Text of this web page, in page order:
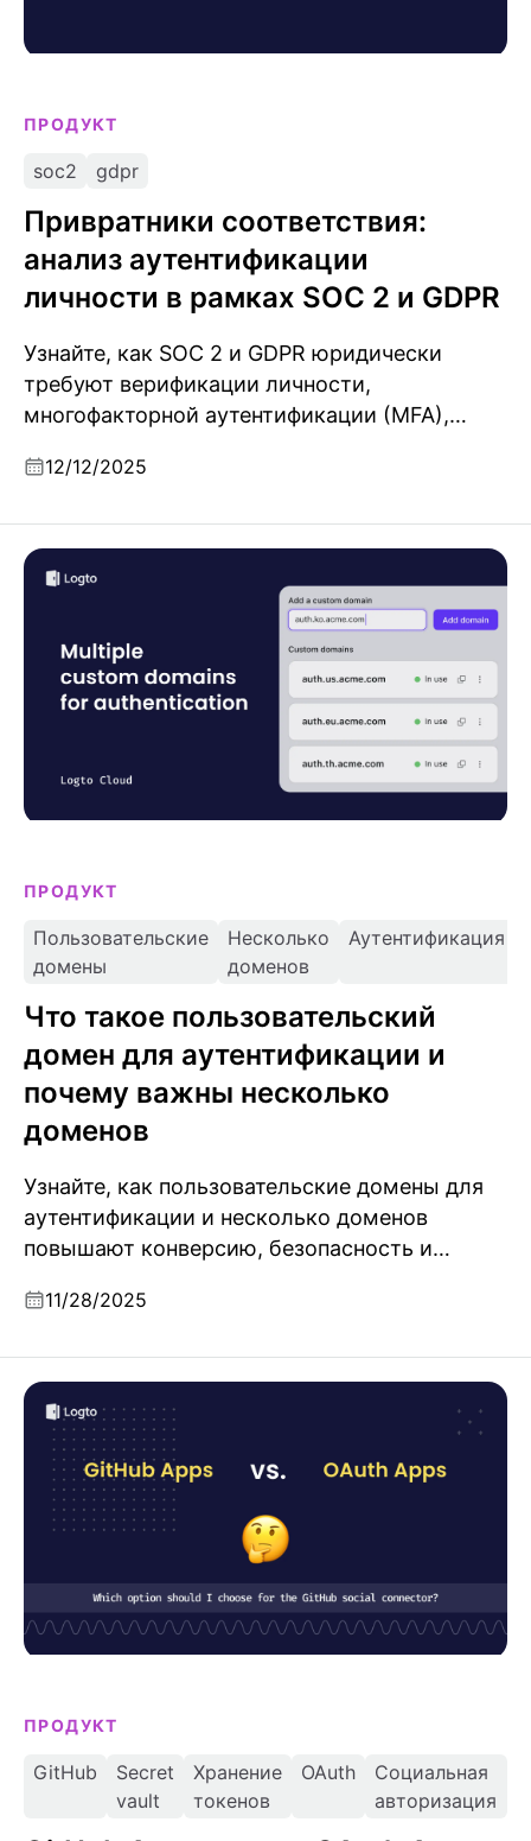
ПРОДУКТ
soc2 gdpr
Привратники соответствия:
анализ аутентификации
личности в рамках SOC 2 и GDPR
Узнайте, как SOC 2 и GDPR юридически
требуют верификации личности,
многофакторной аутентификации (MFA),
аудита с прямыми ссылками на
12/12/2025
ПРОДУКТ
Пользовательские
домены
Несколько
доменов
Аутентификация
Что такое пользовательский
домен для аутентификации и
почему важны несколько
доменов
Узнайте, как пользовательские домены для
аутентификации и несколько доменов
повышают конверсию, безопасность и
управлять ими без головной боли с DNS.
11/28/2025
Что такое пользовательский домен для
аутентификации и почему важны несколько
ПРОДУКТ
GitHub
Secret
vault
Хранение
токенов
OAuth
Социальная
авторизация
GitHub Apps против OAuth Apps: выберите
правильное GitHub-подключение